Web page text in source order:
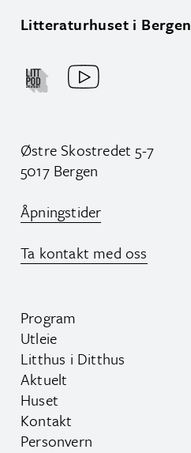
Litteraturhuset i Bergen
Østre Skostredet 5-7
5017 Bergen
Åpningstider
Ta kontakt med oss
Program
Utleie
Litthus i Ditthus
Aktuelt
Huset
Kontakt
Personvern